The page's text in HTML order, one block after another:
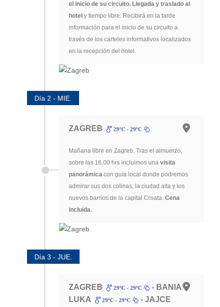
el inicio de su circuito. Llegada y traslado al
hotel y tiempo libre. Recibirá en la tarde
información para el inicio de su circuito a
través de los carteles informativos localizados
en la recepción del hotel.
Día 2 - MIE.
ZAGREB 29ºC - 29ºC
Mañana libre en Zagreb. Tras el almuerzo,
sobre las 16.00 hrs incluimos una visita
panorámica con guía local donde podremos
admirar sus dos colinas, la ciudad alta y los
nuevos barrios de la capital Croata. Cena
incluida.
Día 3 - JUE.
ZAGREB 29ºC - 29ºC
- BANIA
LUKA
29ºC - 29ºC - JAJCE